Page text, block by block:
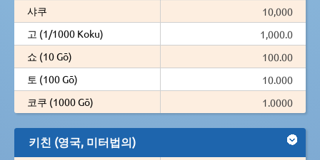
샤쿠
10,000
고 (1/1000 Koku)
1,000.0
쇼 (10 Gō)
100.00
토 (100 Gō)
10.000
코쿠 (1000 Gō)
1.0000
키친 (영국, 미터법의)